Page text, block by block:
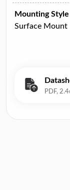
Mounting Style
Surface Mount